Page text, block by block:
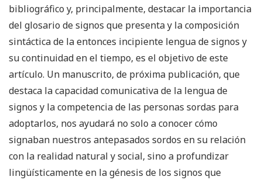
bibliográfico y, principalmente, destacar la importancia
del glosario de signos que presenta y la composición
sintáctica de la entonces incipiente lengua de signos y
su continuidad en el tiempo, es el objetivo de este
artículo. Un manuscrito, de próxima publicación, que
destaca la capacidad comunicativa de la lengua de
signos y la competencia de las personas sordas para
adoptarlos, nos ayudará no solo a conocer cómo
signaban nuestros antepasados sordos en su relación
con la realidad natural y social, sino a profundizar
lingüísticamente en la génesis de los signos que